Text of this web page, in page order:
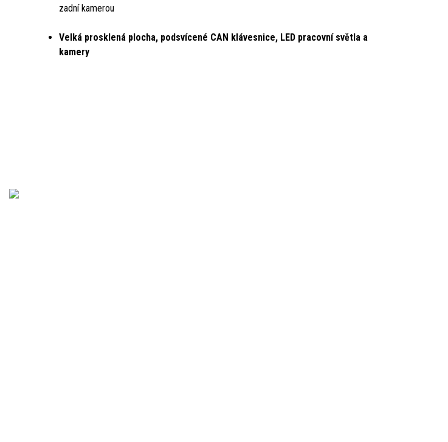
zadní kamerou
Velká prosklená plocha, podsvícené CAN klávesnice, LED pracovní světla a
kamery